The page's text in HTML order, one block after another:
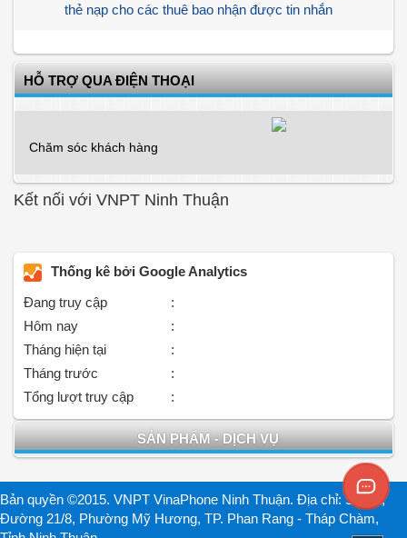
thẻ nạp cho các thuê bao nhận được tin nhắn
HỖ TRỢ QUA ĐIỆN THOẠI
Chăm sóc khách hàng
Kết nối với VNPT Ninh Thuận
Thống kê bởi Google Analytics
Đang truy cập
:
Hôm nay
:
Tháng hiện tại
:
Tháng trước
:
Tổng lượt truy cập
:
SẢN PHẨM - DỊCH VỤ
Bản quyền ©2015. VNPT VinaPhone Ninh Thuận. Địa chỉ: Số 2A,
Đường 21/8, Phường Mỹ Hương, TP. Phan Rang - Tháp Chàm,